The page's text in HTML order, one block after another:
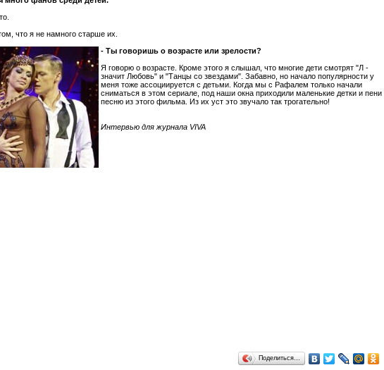
что я не намного старше их.
- Ты говоришь о возрасте или зрелости?
Я говорю о возрасте. Кроме этого я слышал, что многие дети смотрят "Л -
значит Любовь" и "Танцы со звездами". Забавно, но начало популярности у
меня тоже ассоциируется с детьми. Когда мы с Рафалем только начали
сниматься в этом сериале, под наши окна приходили маленькие детки и пени
песню из этого фильма. Из их уст это звучало так трогательно!
Интервью для журнала VIVA
Поделиться…